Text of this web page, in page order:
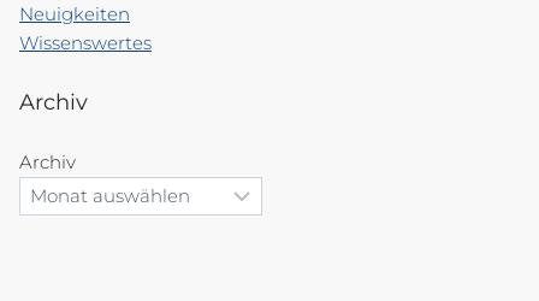
Neuigkeiten
Wissenswertes
Archiv
Archiv